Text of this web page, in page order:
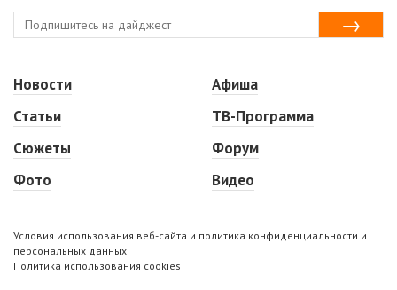
Новости
Статьи
Сюжеты
Фото
Афиша
ТВ-Программа
Форум
Видео
Условия использования веб-сайта и политика конфиденциальности и
персональных данных
Политика использования cookies